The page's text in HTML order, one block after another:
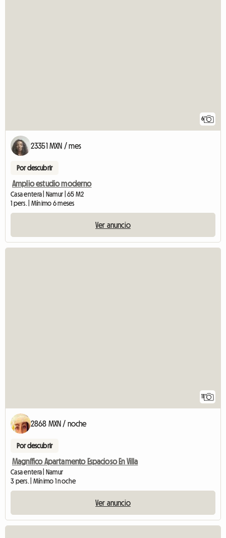
6
23351 MXN / mes
Por descubrir
Amplio estudio moderno
Casa entera | Namur | 65 M2
1 pers. | Mínimo 6 meses
Ver anuncio
11
2868 MXN / noche
Por descubrir
Magnífico Apartamento Espacioso En Villa
Casa entera | Namur
3 pers. | Mínimo 1 noche
Ver anuncio